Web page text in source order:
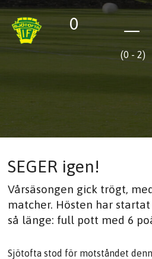
0 —
(0 - 2)
SEGER igen!
Vårsäsongen gick trögt,
matcher. Hösten har
så länge: full pott med 6
Sjötofta stod för motståndet